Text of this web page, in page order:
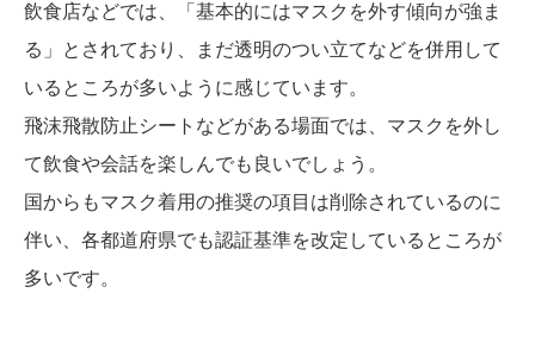
飲食店などでは、「基本的にはマスクを外す傾向が強ま
る」とされており、まだ透明のつい立てなどを併用して
いるところが多いように感じています。
飛沫飛散防止シートなどがある場面では、マスクを外し
て飲食や会話を楽しんでも良いでしょう。
国からもマスク着用の推奨の項目は削除されているのに
伴い、各都道府県でも認証基準を改定しているところが
多いです。